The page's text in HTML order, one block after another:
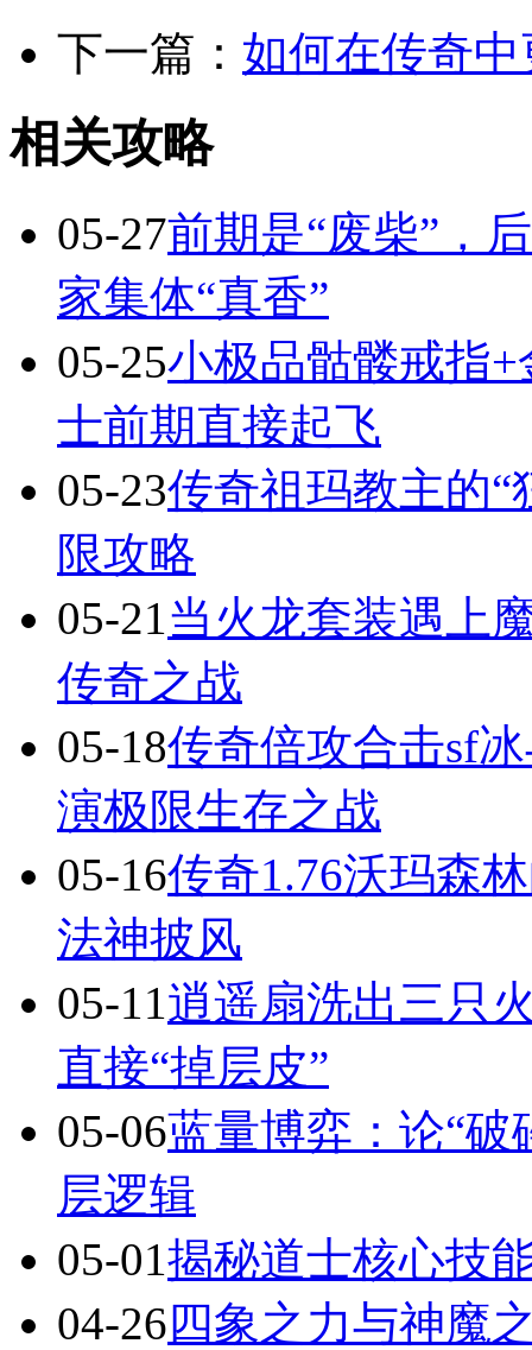
下一篇： 如何在传奇
相关攻略
05-27前期是“废柴”，
家集体“真香”
05-25小极品骷髅戒指
士前期直接起飞
05-23传奇祖玛教主的“
限攻略
05-21当火龙套装遇上
传奇之战
05-18传奇倍攻合击sf
演极限生存之战
05-16传奇1.76沃玛森
法神披风
05-11逍遥扇洗出三只
直接“掉层皮”
05-06蓝量博弈：论“破
层逻辑
05-01揭秘道士核心技
04-26四象之力与神魔